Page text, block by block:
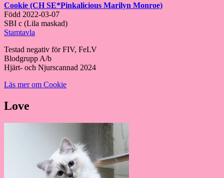
Cookie (CH SE*Pinkalicious Marilyn Monroe)
Född 2022-03-07
SBI c (Lila maskad)
Stamtavla
Testad negativ för FIV, FeLV
Blodgrupp A/b
Hjärt- och Njurscannad 2024
Läs mer om Cookie
Love